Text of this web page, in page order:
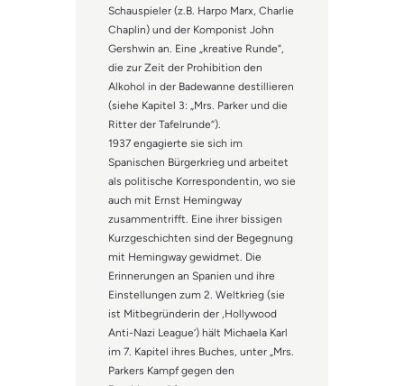
Schauspieler (z.B. Harpo Marx, Charlie
Chaplin) und der Komponist John
Gershwin an. Eine „kreative Runde“,
die zur Zeit der Prohibition den
Alkohol in der Badewanne destillieren
(siehe Kapitel 3: „Mrs. Parker und die
Ritter der Tafelrunde“).
1937 engagierte sie sich im
Spanischen Bürgerkrieg und arbeitet
als politische Korrespondentin, wo sie
auch mit Ernst Hemingway
zusammentrifft. Eine ihrer bissigen
Kurzgeschichten sind der Begegnung
mit Hemingway gewidmet. Die
Erinnerungen an Spanien und ihre
Einstellungen zum 2. Weltkrieg (sie
ist Mitbegründerin der ‚Hollywood
Anti-Nazi League’) hält Michaela Karl
im 7. Kapitel ihres Buches, unter „Mrs.
Parkers Kampf gegen den